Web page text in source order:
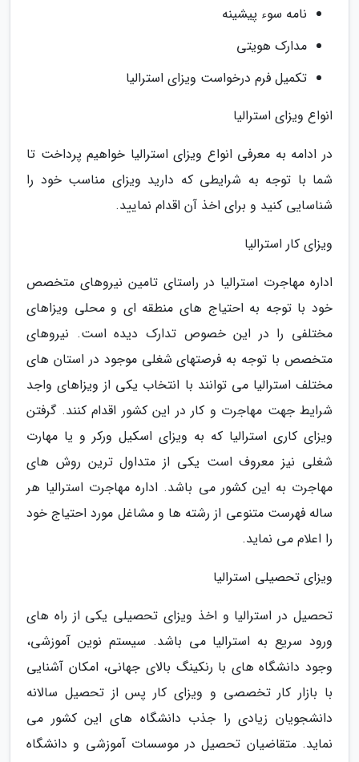
نامه سوء پیشینه
مدارک هویتی
تکمیل فرم درخواست ویزای استرالیا
انواع ویزای استرالیا
در ادامه به معرفی انواع ویزای استرالیا خواهیم پرداخت تا
شما با توجه به شرایطی که دارید ویزای مناسب خود را
شناسایی کنید و برای اخذ آن اقدام نمایید.
ویزای کار استرالیا
اداره مهاجرت استرالیا در راستای تامین نیروهای متخصص
خود با توجه به احتیاج های منطقه ای و محلی ویزاهای
مختلفی را در این خصوص تدارک دیده است. نیروهای
متخصص با توجه به فرصتهای شغلی موجود در استان های
مختلف استرالیا می توانند با انتخاب یکی از ویزاهای واجد
شرایط جهت مهاجرت و کار در این کشور اقدام کنند. گرفتن
ویزای کاری استرالیا که به ویزای اسکیل ورکر و یا مهارت
شغلی نیز معروف است یکی از متداول ترین روش های
مهاجرت به این کشور می باشد. اداره مهاجرت استرالیا هر
ساله فهرست متنوعی از رشته ها و مشاغل مورد احتیاج خود
را اعلام می نماید.
ویزای تحصیلی استرالیا
تحصیل در استرالیا و اخذ ویزای تحصیلی یکی از راه های
ورود سریع به استرالیا می باشد. سیستم نوین آموزشی،
وجود دانشگاه های با رنکینگ بالای جهانی، امکان آشنایی
با بازار کار تخصصی و ویزای کار پس از تحصیل سالانه
دانشجویان زیادی را جذب دانشگاه های این کشور می
نماید. متقاضیان تحصیل در موسسات آموزشی و دانشگاه